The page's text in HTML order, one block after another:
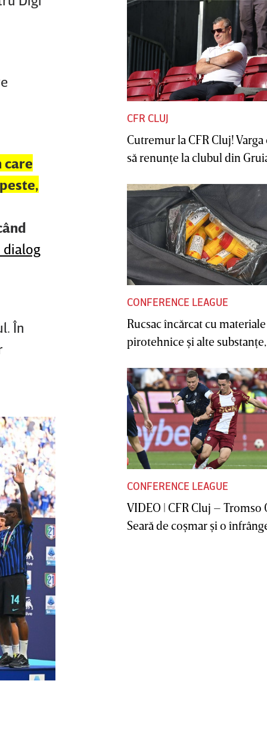
care
dialog
În
CFR CLUJ
Cutremur la CFR Cluj! Varga
să renunţe la clubul din
CONFERENCE LEAGUE
Rucsac încărcat cu materiale
pirotehnice şi alte substanţe,
CONFERENCE LEAGUE
VIDEO | CFR Cluj – Tromso
Seară de coşmar şi o